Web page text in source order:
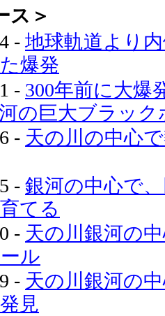
ス＞
- 地球軌道より
爆発
- 300年前に大爆
の巨大ブラック
- 天の川の中心
- 銀河の中心で
てる
- 天の川銀河の
ル
- 天の川銀河の
見